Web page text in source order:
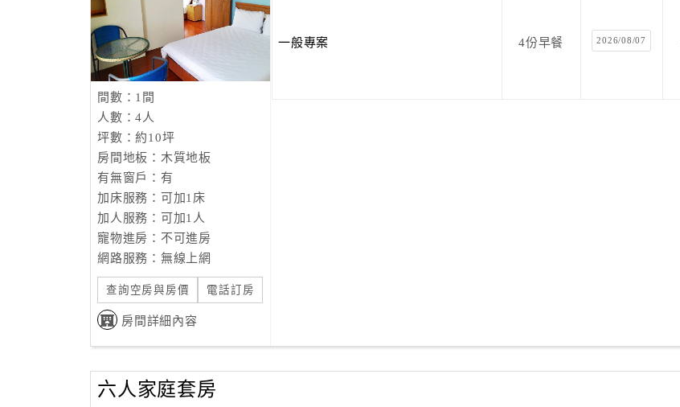
間數：1間
人數：4人
坪數：約10坪
房間地板：木質地板
有無窗戶：有
加床服務：可加1床
加人服務：可加1人
寵物進房：不可進房
網路服務：無線上網
查詢空房與房價 電話訂房
房間詳細內容
一般專案 4份早餐 2026/08/07
六人家庭套房